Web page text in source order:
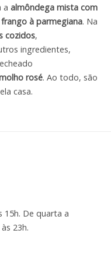
a almôndega mista com
frango à parmegiana. Na
cozidos,
ingredientes,
rosé. Ao todo, são
casa.
15h. De quarta a
23h.